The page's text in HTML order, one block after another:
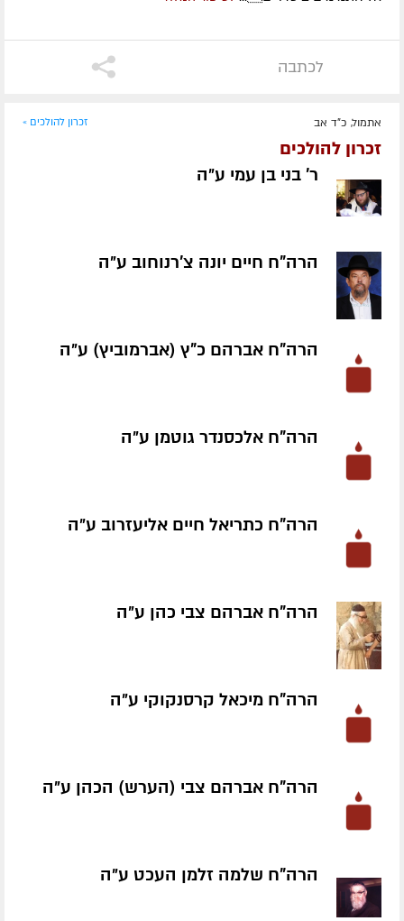
לכתבה
אתמול, כ"ד אב זכרון להולכים »
זכרון להולכים
ר' בני בן עמי ע״ה
הרה"ח חיים יונה צ'רנוחוב ע״ה
הרה"ח אברהם כ"ץ (אברמוביץ) ע״ה
הרה"ח אלכסנדר גוטמן ע״ה
הרה"ח כתריאל חיים אליעזרוב ע״ה
הרה"ח אברהם צבי כהן ע״ה
הרה"ח מיכאל קרסנקוקי ע״ה
הרה"ח אברהם צבי (הערש) הכהן ע״ה
הרה"ח שלמה זלמן העכט ע״ה